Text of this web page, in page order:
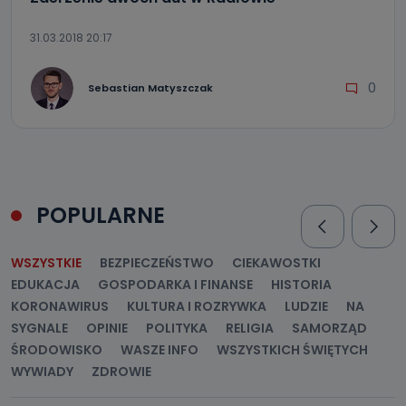
Przetwarzane kategorie Państwa danych osobowych to
dane, które pochodzą bezpośrednio od Państwa (lub
zostały przekazane w Państwa imieniu) lub dane osobowe,
Jak skontaktować się z inspektorem
e-mailowo pod adresem: poczta@tvproart.pl
31.03.2018 20:17
Sebastian Matyszczak 0
POPULARNE
WSZYSTKIE BEZPIECZEŃSTWO
CIEKAWOSTKI
EDUKACJA
GOSPODARKA I FINANSE
HISTORIA
KORONAWIRUS
KULTURA I ROZRYWKA LUDZIE
NA
SYGNALE
OPINIE POLITYKA RELIGIA
SAMORZĄD
ŚRODOWISKO
WASZE INFO
WSZYSTKICH ŚWIĘTYCH
WYWIADY
ZDROWIE